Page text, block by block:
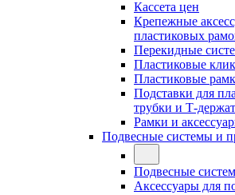
Кассета цен
Крепежные
пластиковых
Перекидные
Пластиковые
Пластиковые
Подставки для
трубки и Т-
Рамки и
Подвесные системы и
Подвесные
Аксессуары для